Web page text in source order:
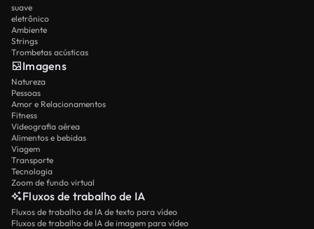
suave
eletrônico
Ambiente
Strings
Trombetas acústicas
Imagens
Natureza
Pessoas
Amor e Relacionamentos
Fitness
Videografia aérea
Alimentos e bebidas
Viagem
Transporte
Tecnologia
Zoom de fundo virtual
Fluxos de trabalho de IA
Fluxos de trabalho de IA de texto para vídeo
Fluxos de trabalho de IA de imagem para vídeo